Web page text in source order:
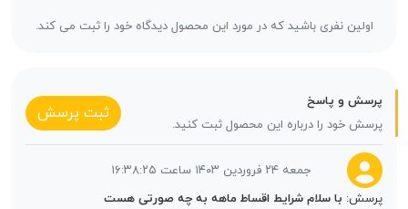
اولین نفری باشید که در مورد این محصول دیدگاه خود را ثبت می کند.
پرسش و پاسخ
پرسش خود را درباره این محصول ثبت کنید.
ثبت پرسش
جمعه ۲۴ فروردین ۱۴۰۳ ساعت ۱۶:۳۸:۲۵
پرسش: با سلام شرایط اقساط ماهه به چه صورتی هست